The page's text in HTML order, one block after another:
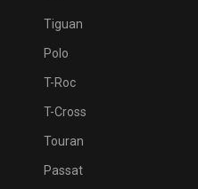
Tiguan
Polo
T-Roc
T-Cross
Touran
Passat